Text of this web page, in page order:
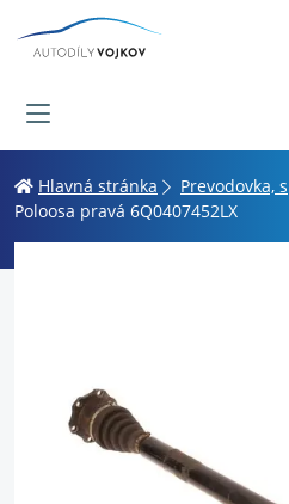
Hlavná stránka Prevodovka,
Poloosa pravá 6Q0407452LX